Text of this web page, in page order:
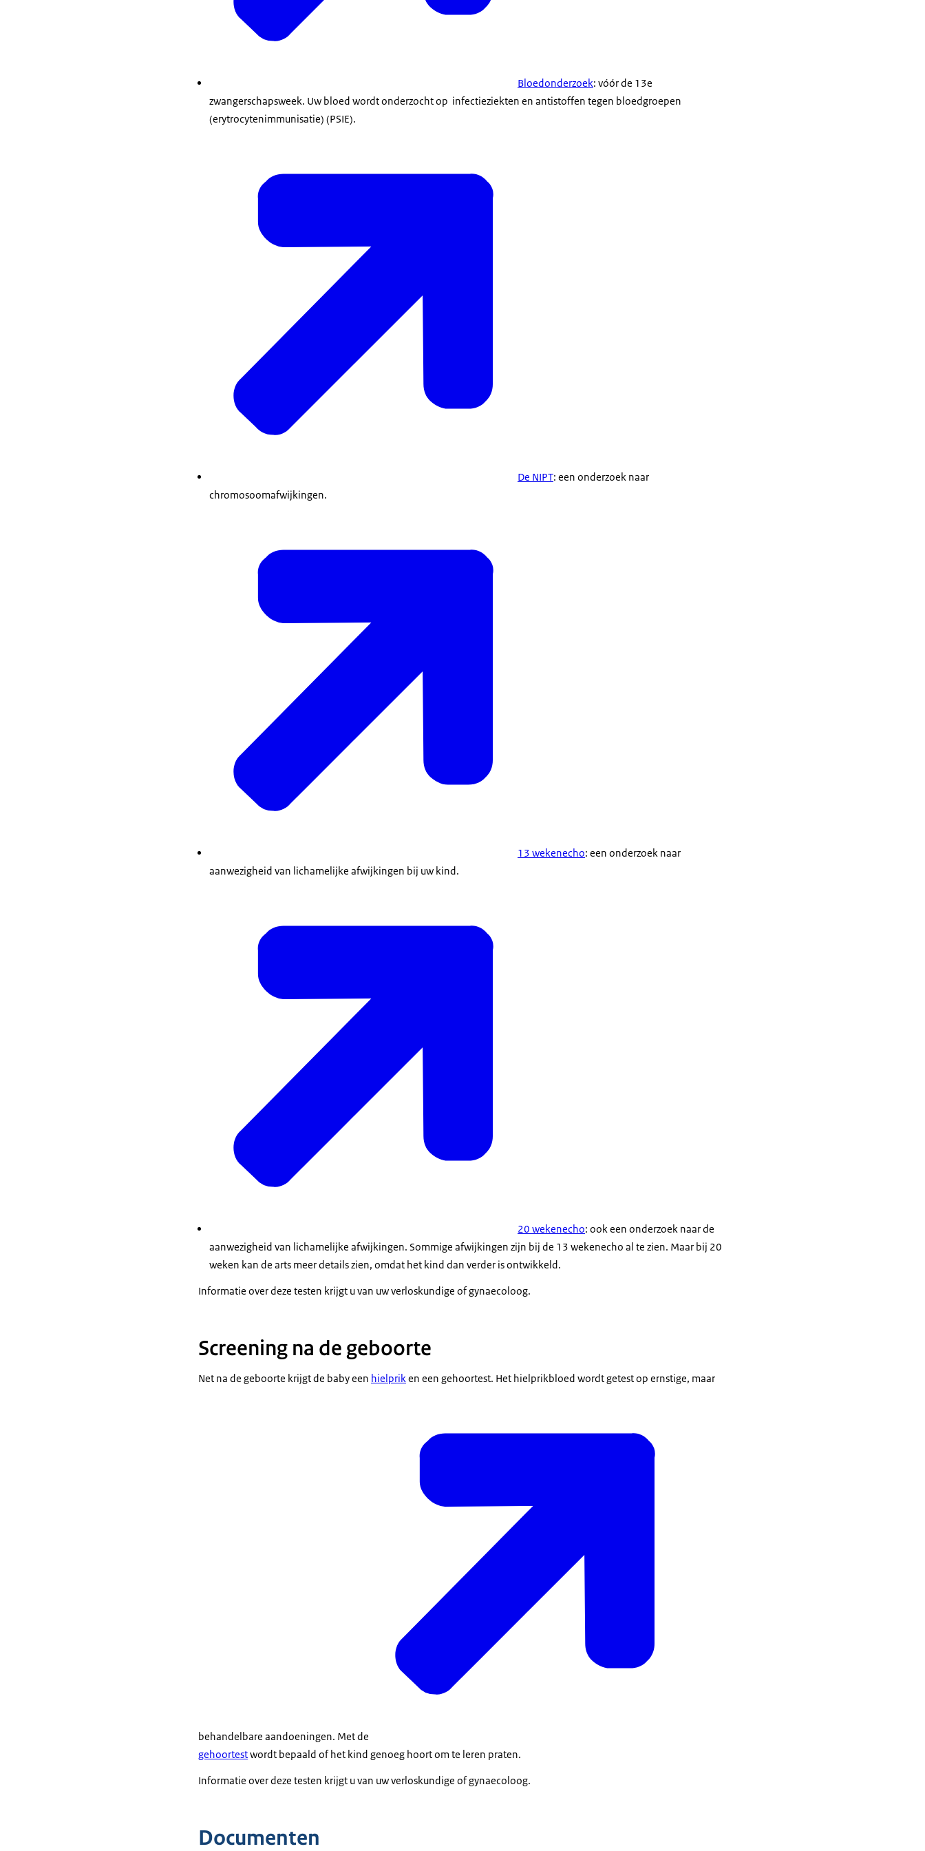
Bloedonderzoek: vóór de 13e
zwangerschapsweek. Uw bloed wordt onderzocht op infectieziekten en antistoffen tegen bloedgroepen
(erytrocytenimmunisatie) (PSIE).
De NIPT: een onderzoek naar
chromosoomafwijkingen.
13 wekenecho: een onderzoek naar
aanwezigheid van lichamelijke afwijkingen bij uw kind.
20 wekenecho: ook een onderzoek naar de
aanwezigheid van lichamelijke afwijkingen. Sommige afwijkingen zijn bij de 13 wekenecho al te zien. Maar bij 20
weken kan de arts meer details zien, omdat het kind dan verder is ontwikkeld.
Informatie over deze testen krijgt u van uw verloskundige of gynaecoloog.
Screening na de geboorte
Net na de geboorte krijgt de baby een hielpriken een gehoortest. Het hielprikbloed wordt getest op ernstige, maar
behandelbare aandoeningen. Met de
gehoortestwordt bepaald of het kind genoeg hoort om te leren praten.
Informatie over deze testen krijgt u van uw verloskundige of gynaecoloog.
Documenten